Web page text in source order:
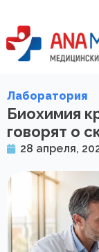
Лаборатория
Биохимия
говорят о
28 апреля,